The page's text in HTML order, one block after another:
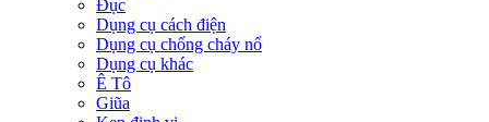
Đục
Dụng cụ cách điện
Dụng cụ chống cháy nổ
Dụng cụ khác
Ê Tô
Giũa